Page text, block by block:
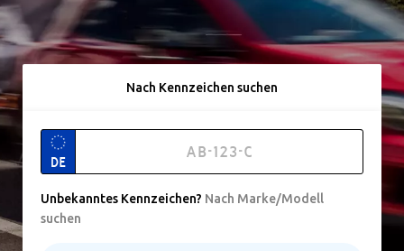
Nach Kennzeichen suchen
DE
Unbekanntes Kennzeichen? Nach Marke/Modell
suchen